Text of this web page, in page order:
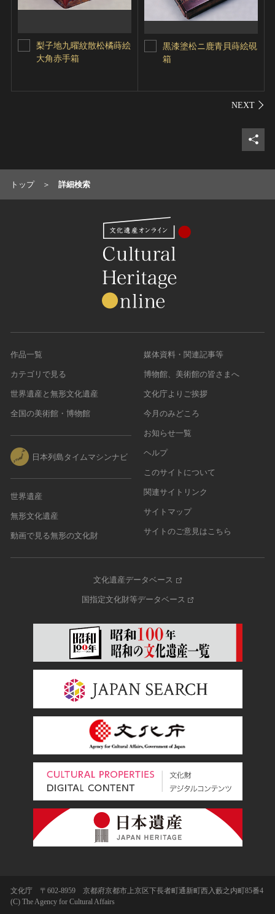
梨子地九曜紋散松橘蒔絵
大角赤手箱
黒漆塗松ニ鹿青貝蒔絵硯
箱
シェ
トップ 詳細検索
作品一覧
カテゴリで見る
世界遺産と無形文化遺産
全国の美術館・博物館
日本列島タイムマシンナビ
世界遺産
無形文化遺産
動画で見る無形の文化財
媒体資料・関連記事等
博物館、美術館の皆さまへ
文化庁よりご挨拶
今月のみどころ
お知らせ一覧
ヘルプ
このサイトについて
関連サイトリンク
サイトマップ
サイトのご意見はこちら
文化遺産データベース
国指定文化財等データベース
文化庁 〒602-8959 京都府京都市上京区下長者町通新町西入藪之内町85番4
(C) The Agency for Cultural Affairs